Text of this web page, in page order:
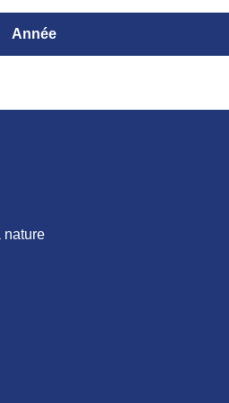
Initiation
Time Manipulation
David Garibaldi
Harvey Mason
Nanigo
Année
nature